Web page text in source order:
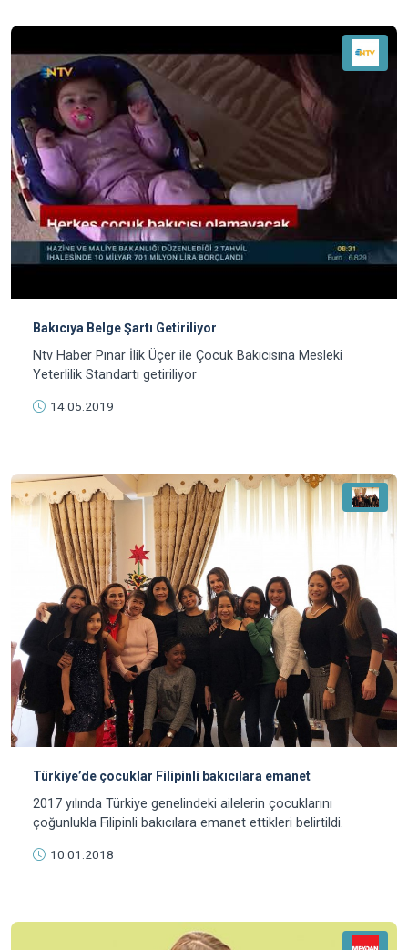
Bakıcıya Belge Şartı Getiriliyor
Ntv Haber Pınar İlik Üçer ile Çocuk Bakıcısına Mesleki
Yeterlilik Standartı getiriliyor
14.05.2019
Türkiye’de çocuklar Filipinli bakıcılara emanet
2017 yılında Türkiye genelindeki ailelerin çocuklarını
çoğunlukla Filipinli bakıcılara emanet ettikleri belirtildi.
10.01.2018